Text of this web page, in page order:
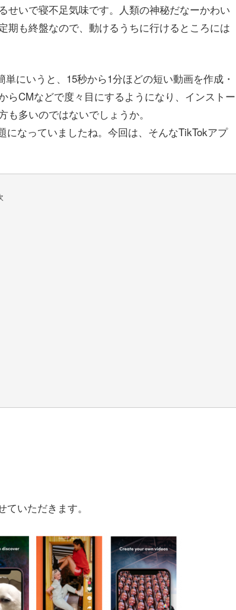
せいで寝不足気味です。人類の神秘だなーかわい
期も終盤なので、動けるうちに行けるところには
にいうと、15秒から1分ほどの短い動画を作成・
らCMなどで度々目にするようになり、インストー
多いのではないでしょうか。
なっていましたね。今回は、そんなTikTokアプ
いただきます。